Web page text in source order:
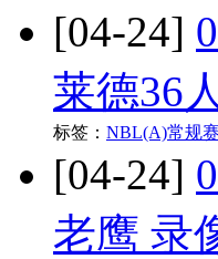
[04-24]
莱德36
标签： NBL(A)常规赛
[04-24]
老鹰 录